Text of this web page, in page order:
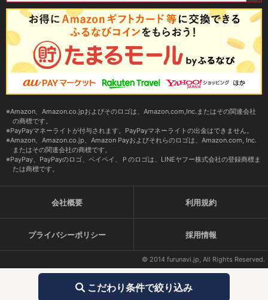
こだわり条件で絞り込み
Amazon、Amazon.co.jpおよびそのロゴは、Amazon.com,Inc.またはその関連会社
の商標です。
PayPayマネーライトが付与されます。PayPayマネーライトの出金はできません。
Amazon、Amazon.co.jp、Amazon Payおよびそれらのロゴは、Amazon.com, Inc.
またはその関連会社の商標です。
PayPay、PayPayのロゴ、ペイペイ、Ｐのロゴは、LINEヤフー株式会社の登録商標ま
たは商標です。
会社概要 利用規約
プライバシーポリシー 採用情報
© 2014 furunavi.jp, All Rights Reserved.